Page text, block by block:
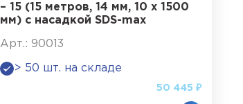
– 15 (15 метров, 14 мм, 10 х 1500
мм) с насадкой SDS-max
Арт.: 90013
> 50 шт. на складе
50 445 ₽